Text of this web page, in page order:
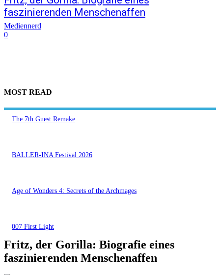
faszinierenden Menschenaffen
Mediennerd
0
MOST READ
The 7th Guest Remake
BALLER-INA Festival 2026
Age of Wonders 4: Secrets of the Archmages
007 First Light
Fritz, der Gorilla: Biografie eines
faszinierenden Menschenaffen